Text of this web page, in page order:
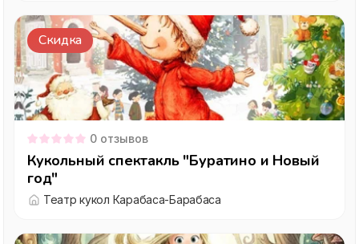
Скидка
0 отзывов
Кукольный спектакль "Буратино и Новый
год"
Театр кукол Карабаса-Барабаса